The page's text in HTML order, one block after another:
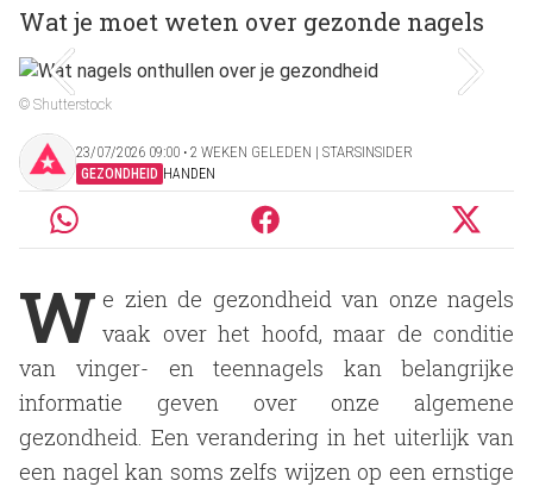
Wat je moet weten over gezonde nagels
© Shutterstock
23/07/2026 09:00 ‧ 2 WEKEN GELEDEN | STARSINSIDER
GEZONDHEID HANDEN
W e zien de gezondheid van onze nagels
vaak over het hoofd, maar de conditie
van vinger- en teennagels kan belangrijke
informatie geven over onze algemene
gezondheid. Een verandering in het uiterlijk van
een nagel kan soms zelfs wijzen op een ernstige